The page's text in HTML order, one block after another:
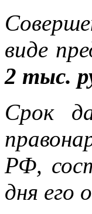
виде
2 тыс.
Срок
РФ,
дня его